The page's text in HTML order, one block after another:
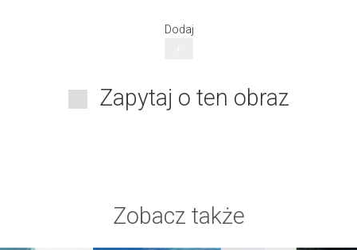
Dodaj
Zapytaj o ten obraz
Zobacz także